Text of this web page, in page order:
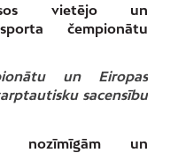
vietējo un
čempionātu
un Eiropas
sacensību
nozīmīgām un